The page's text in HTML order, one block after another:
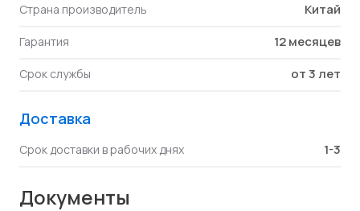
Страна производитель Китай
Гарантия 12 месяцев
Срок службы от 3 лет
Доставка
Срок доставки в рабочих днях 1-3
Документы